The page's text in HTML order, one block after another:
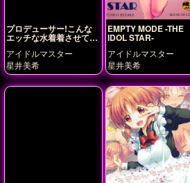
プロデューサー!こんな
エッチな水着着させてミ
アイドルマスター
星井美希
EMPTY MODE -THE
IDOL STAR-
アイドルマスター
星井美希